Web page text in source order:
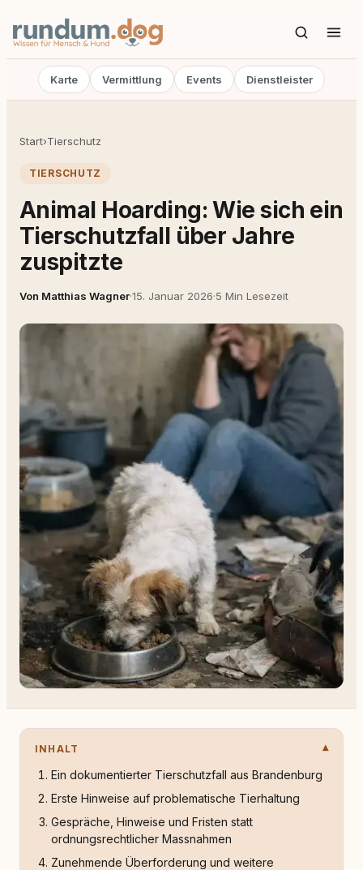
Karte Vermittlung Events Dienstleister
Start›Tierschutz
TIERSCHUTZ
Animal Hoarding: Wie sich ein
Tierschutzfall über Jahre
zuspitzte
Von Matthias Wagner·15. Januar 2026·5 Min Lesezeit
INHALT
Ein dokumentierter Tierschutzfall aus Brandenburg
Erste Hinweise auf problematische Tierhaltung
Gespräche, Hinweise und Fristen statt
ordnungsrechtlicher Massnahmen
Zunehmende Überforderung und weitere